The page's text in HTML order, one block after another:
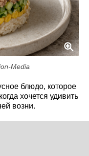
Media
блюдо, которое
хочется удивить
возни.